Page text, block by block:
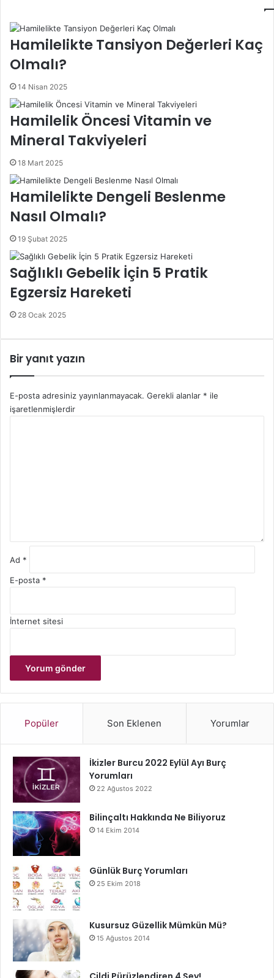
Hamilelikte Tansiyon Değerleri Kaç
Olmalı?
14 Nisan 2025
Hamilelik Öncesi Vitamin ve
Mineral Takviyeleri
18 Mart 2025
Hamilelikte Dengeli Beslenme
Nasıl Olmalı?
19 Şubat 2025
Sağlıklı Gebelik İçin 5 Pratik
Egzersiz Hareketi
28 Ocak 2025
Bir yanıt yazın
E-posta adresiniz yayınlanmayacak. Gerekli alanlar * ile
işaretlenmişlerdir
Ad *
E-posta *
İnternet sitesi
Popüler Son Eklenen Yorumlar
İkizler Burcu 2022 Eylül Ayı Burç
Yorumları
22 Ağustos 2022
Bilinçaltı Hakkında Ne Biliyoruz
14 Ekim 2014
Günlük Burç Yorumları
25 Ekim 2018
Kusursuz Güzellik Mümkün Mü?
15 Ağustos 2014